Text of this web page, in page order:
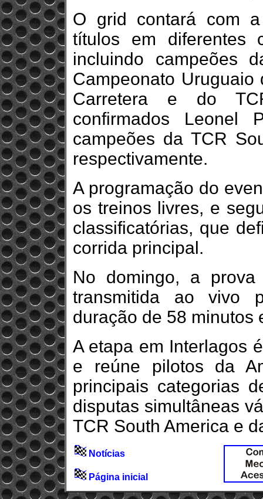
O grid contará com
títulos em diferentes
incluindo campeões
Campeonato Uruguaio
Carretera e do
confirmados Leonel
campeões da TCR
respectivamente.
A programação do
os treinos livres, e
classificatórias, que
corrida principal.
No domingo, a
transmitida ao vivo
duração de 58 minutos
A etapa em Interlagos
e reúne pilotos da
principais categorias
disputas simultâneas
TCR South America e
Notícias
Página inicial